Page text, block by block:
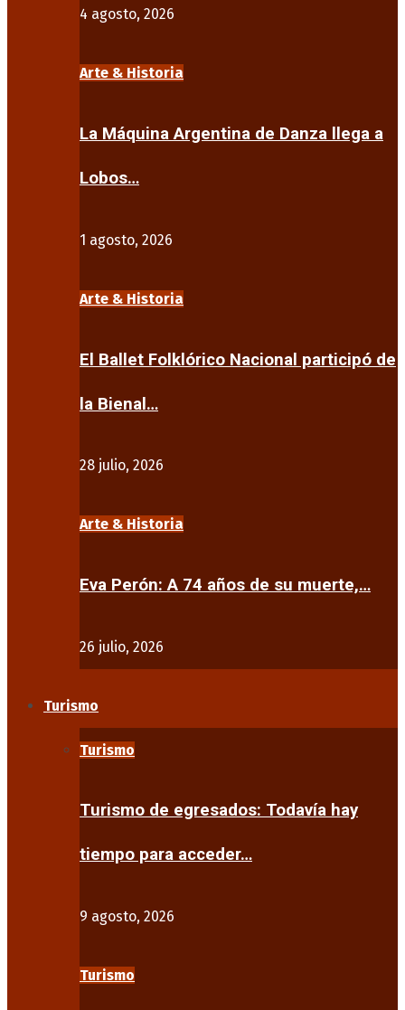
4 agosto, 2026
Arte & Historia
La Máquina Argentina de Danza llega a
Lobos…
1 agosto, 2026
Arte & Historia
El Ballet Folklórico Nacional participó de
la Bienal…
28 julio, 2026
Arte & Historia
Eva Perón: A 74 años de su muerte,…
26 julio, 2026
Turismo
Turismo
Turismo de egresados: Todavía hay
tiempo para acceder…
9 agosto, 2026
Turismo